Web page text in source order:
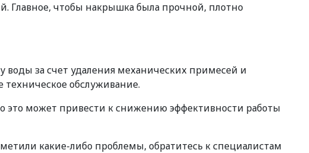
Главное, чтобы накрышка была прочной, плотно
воды за счет удаления механических примесей и
обслуживание.
это может привести к снижению эффективности работы
какие-либо проблемы, обратитесь к специалистам